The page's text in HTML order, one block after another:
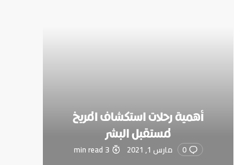
أهمية رحلات استكشاف المريخ
لمستقبل البشر
0 مارس 1, 2021 3 min read